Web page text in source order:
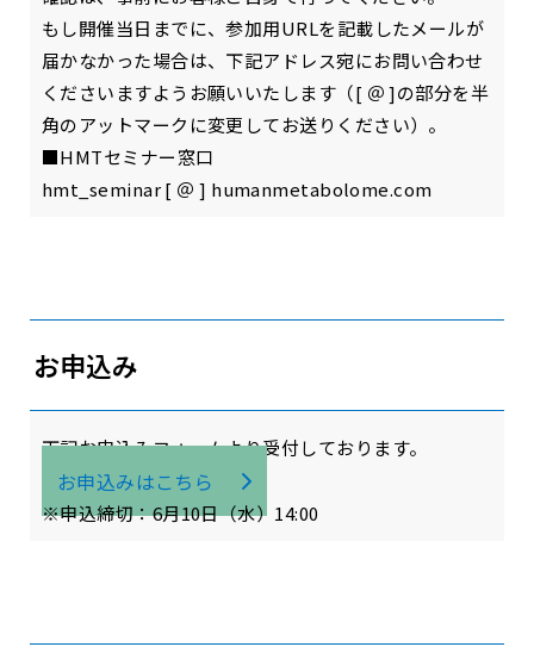
もし開催当日までに、参加用URLを記載したメールが
届かなかった場合は、下記アドレス宛にお問い合わせ
くださいますようお願いいたします（[ ＠ ]の部分を半
角のアットマークに変更してお送りください）。
■HMTセミナー窓口
hmt_seminar [ ＠ ] humanmetabolome.com
お申込み
下記お申込みフォームより受付しております。
お申込みはこちら
※申込締切：6月10日（水）14:00